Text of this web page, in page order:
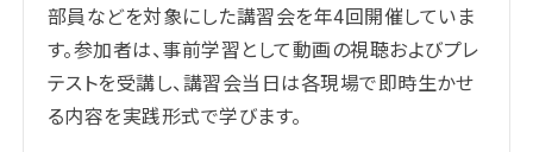
部員などを対象にした講習会を年4回開催していま
す。参加者は、事前学習として動画の視聴およびプレ
テストを受講し、講習会当日は各現場で即時生かせ
る内容を実践形式で学びます。